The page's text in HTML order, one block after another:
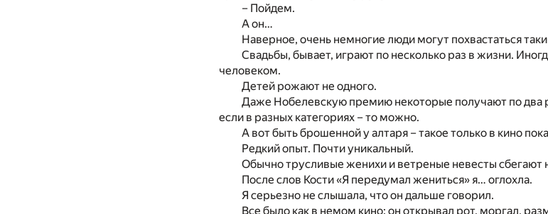
– Пойдем.
А он…
Наверное, очень немногие люди могут похвастаться
Свадьбы, бывает, играют по несколько раз в жизни.
человеком.
Детей рожают не одного.
Даже Нобелевскую премию некоторые получают по два
если в разных категориях – то можно.
А вот быть брошенной у алтаря – такое только в кино
Редкий опыт. Почти уникальный.
Обычно трусливые женихи и ветреные невесты сбегают
После слов Кости «Я передумал жениться» я… оглохла.
Я серьезно не слышала, что он дальше говорил.
Все было как в немом кино: он открывал рот, моргал,